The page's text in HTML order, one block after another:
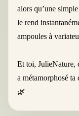
alors qu’une
le rend
ampoules à
Et toi, JulieNature,
a métamorphosé ta
🌿